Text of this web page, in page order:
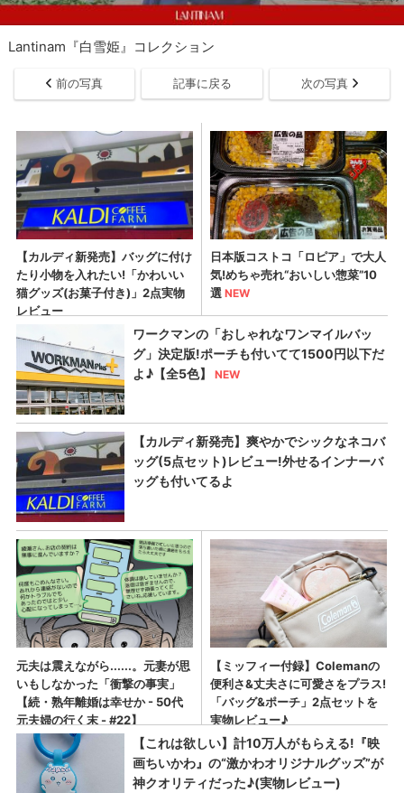
Lantinam『白雪姫』コレクション
前の写真 記事に戻る 次の写真